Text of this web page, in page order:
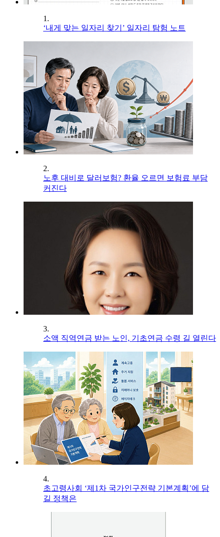
1.
‘내게 맞는 일자리 찾기’ 일자리 탐험 노트
2.
노후 대비로 달러보험? 환율 오르면 보험료 부담
커진다
3.
소액 직역연금 받는 노인, 기초연금 수령 길 열린다
4.
초고령사회 ‘제1차 국가인구전략 기본계획’에 담
길 정책은